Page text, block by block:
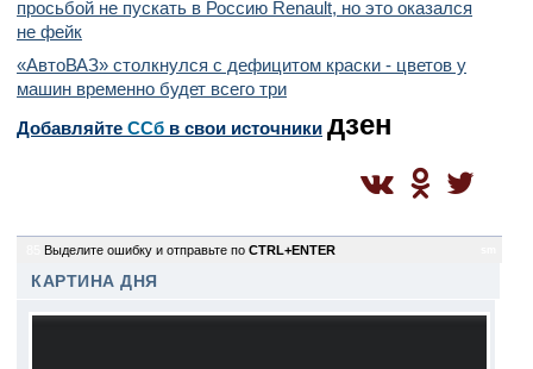
просьбой не пускать в Россию Renault, но это оказался
не фейк
«АвтоВАЗ» столкнулся с дефицитом краски - цветов у
машин временно будет всего три
Добавляйте CСб в свои источники дзен
Выделите ошибку и отправьте по CTRL+ENTER
КАРТИНА ДНЯ